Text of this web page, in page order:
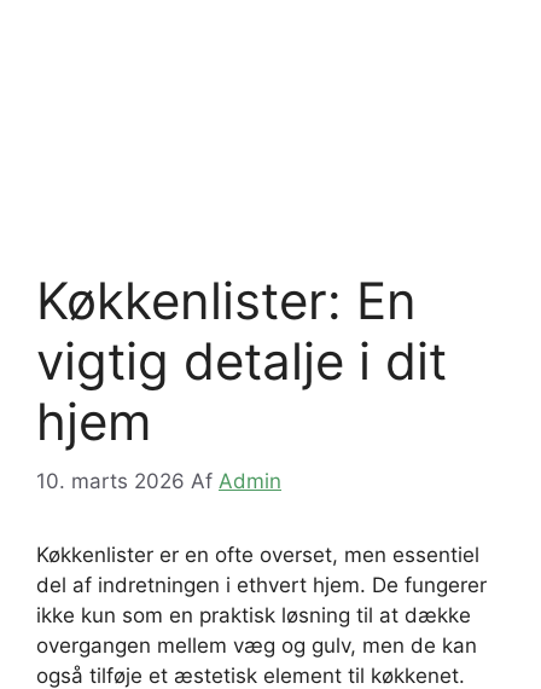
Køkkenlister: En
vigtig detalje i dit
hjem
10. marts 2026 Af Admin
Køkkenlister er en ofte overset, men essentiel
del af indretningen i ethvert hjem. De fungerer
ikke kun som en praktisk løsning til at dække
overgangen mellem væg og gulv, men de kan
også tilføje et æstetisk element til køkkenet.